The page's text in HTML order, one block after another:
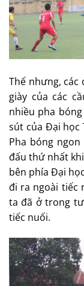
Thế nhưng,
giày của các
nhiều pha
sút của Đại học
Pha bóng
đấu thứ nhất
bên phía Đại
đi ra ngoài tiếc
ta đã ở trong
tiếc nuối.